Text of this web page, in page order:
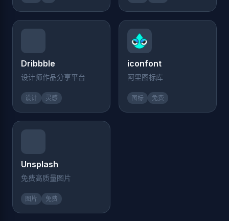
Dribbble
设计师作品分享平台
设计 灵感
iconfont
阿里图标库
图标 免费
Unsplash
免费高质量图片
图片 免费